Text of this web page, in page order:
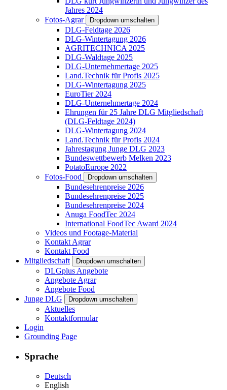
Jahres 2024
Fotos-Agrar
Dropdown umschalten
DLG-Feldtage 2026
DLG-Wintertagung 2026
AGRITECHNICA 2025
DLG-Waldtage 2025
DLG-Unternehmertage 2025
Land.Technik für Profis 2025
DLG-Wintertagung 2025
EuroTier 2024
DLG-Unternehmertage 2024
Ehrungen für 25 Jahre DLG Mitgliedschaft
(DLG-Feldtage 2024)
DLG-Wintertagung 2024
Land.Technik für Profis 2024
Jahrestagung Junge DLG 2023
Bundeswettbewerb Melken 2023
PotatoEurope 2022
Fotos-Food
Dropdown umschalten
Bundesehrenpreise 2026
Bundesehrenpreise 2025
Bundesehrenpreise 2024
Anuga FoodTec 2024
International FoodTec Award 2024
Videos und Footage-Material
Kontakt Agrar
Kontakt Food
Mitgliedschaft
Dropdown umschalten
DLGplus Angebote
Angebote Agrar
Angebote Food
Junge DLG
Dropdown umschalten
Aktuelles
Kontaktformular
Login
Grounding Page
Sprache
Deutsch
English